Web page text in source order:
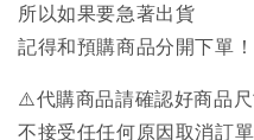
所以如果要急著出貨
記得和預購商品分開下單！
⚠️代購商品請確認好商品
不接受任任何原因取消訂單